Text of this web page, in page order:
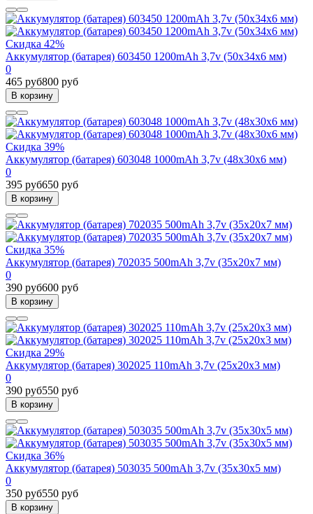
Скидка 42%
Аккумулятор (батарея) 603450 1200mAh 3,7v (50х34х6 мм)
0
465 руб800 руб
В корзину
Скидка 39%
Аккумулятор (батарея) 603048 1000mAh 3,7v (48х30х6 мм)
0
395 руб650 руб
В корзину
Скидка 35%
Аккумулятор (батарея) 702035 500mAh 3,7v (35х20х7 мм)
0
390 руб600 руб
В корзину
Скидка 29%
Аккумулятор (батарея) 302025 110mAh 3,7v (25х20х3 мм)
0
390 руб550 руб
В корзину
Скидка 36%
Аккумулятор (батарея) 503035 500mAh 3,7v (35х30х5 мм)
0
350 руб550 руб
В корзину